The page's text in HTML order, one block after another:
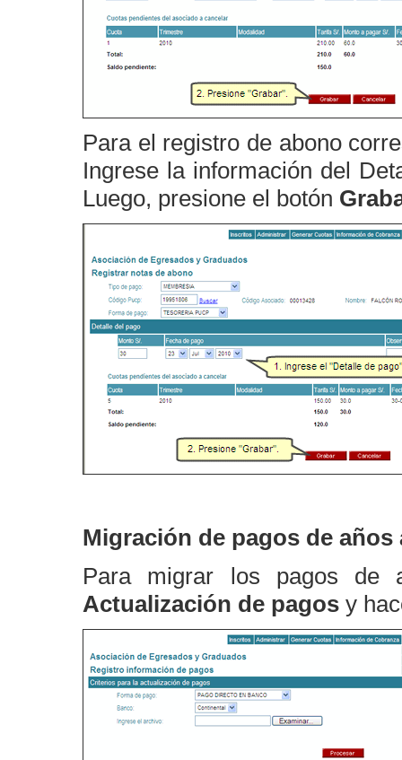
Para el registro de abono
Ingrese la información del
Luego, presione el botón
Migración de pagos de años
Para migrar los pagos de
Actualización de pagos y